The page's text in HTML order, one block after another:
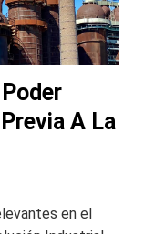
A La
en el